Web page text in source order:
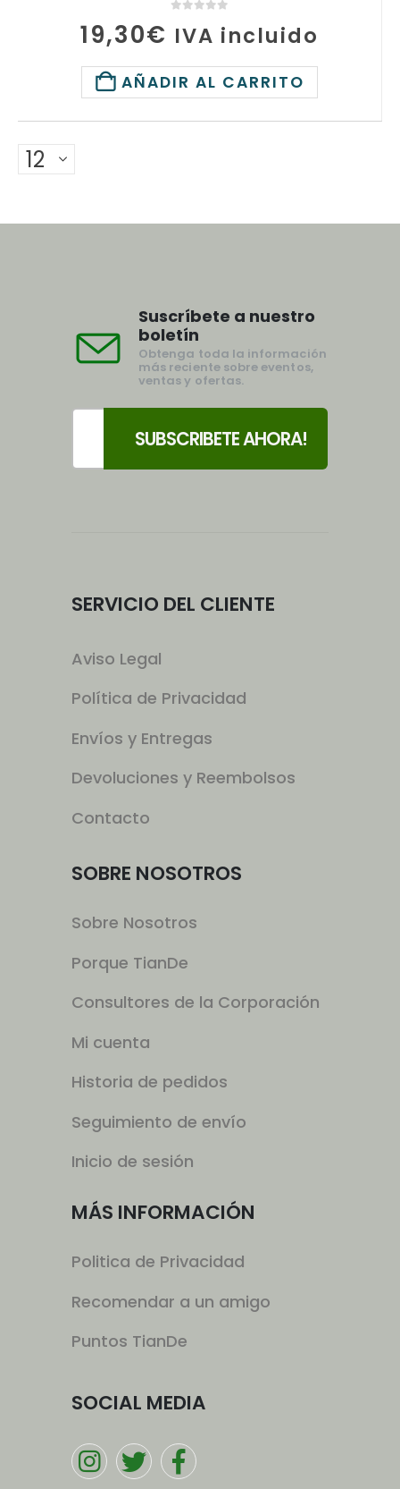
19,30€ IVA incluido
AÑADIR AL CARRITO
Suscríbete a nuestro
boletín
Obtenga toda la información
más reciente sobre eventos,
ventas y ofertas.
SERVICIO DEL CLIENTE
Aviso Legal
Política de Privacidad
Envíos y Entregas
Devoluciones y Reembolsos
Contacto
SOBRE NOSOTROS
Sobre Nosotros
Porque TianDe
Consultores de la Corporación
Mi cuenta
Historia de pedidos
Seguimiento de envío
Inicio de sesión
MÁS INFORMACIÓN
Politica de Privacidad
Recomendar a un amigo
Puntos TianDe
SOCIAL MEDIA